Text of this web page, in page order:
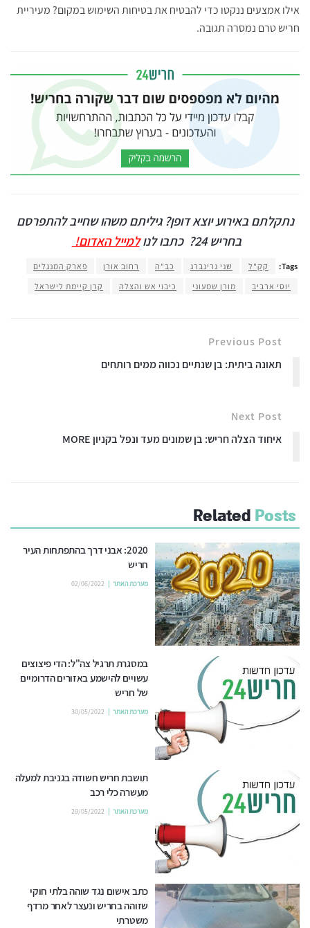
אילו אמצעים ננקטו כדי להבטיח את בטיחות השימוש במקום? מעיריית
חריש טרם נמסרה תגובה.
נתקלתם באירוע יוצא דופן? גיליתם משהו שחייב להתפרסם
בחריש 24?
כתבו לנולמייל האדום!
Tags: קק"ל שני גרינברג כב"ה רחוב אורן
פארק המנגלים
יוסי ארביב
מורן שמעוני כיבוי אש והצלה קרן קיימת לישראל
Previous Post
תאונה ביתית: בן שנתיים נכווה ממים רותחים
Next Post
איחוד הצלה חריש: בן שמונים מעד ונפל בקניון MORE
Related Posts
2020: אבני דרך בהתפתחות העיר
חריש
מערכת האתר 02/06/2022
במסגרת תרגיל צה"ל: הדי פיצוצים
עשויים להישמע באזורים הדרומיים
של חריש
מערכת האתר 30/05/2022
תושבת חריש חשודה בגניבת למעלה
מעשרה כלי רכב
מערכת האתר 29/05/2022
כתב אישום נגד שוהה בלתי חוקי
שזוהה בחריש ונעצר לאחר מרדף
משטרתי